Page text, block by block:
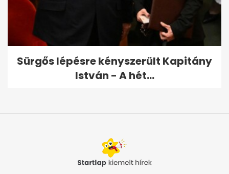
Sürgős lépésre kényszerült Kapitány
István - A hét...